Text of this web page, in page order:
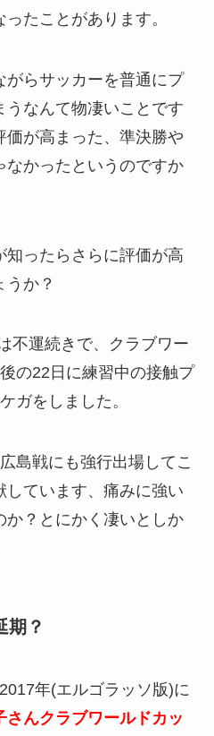
たことがあります。
がらサッカーを普通にプ
うなんて物凄いことです
価が高まった、準決勝や
なかったというのですか
ったらさらに評価が高
うか？
不運続きで、クラブワー
の22日に練習中の接触プ
ガをしました。
島戦にも強行出場してこ
ています、痛みに強い
か？とにかく凄いとしか
期？
年(エルゴラッソ版)に
さんクラブワールドカッ